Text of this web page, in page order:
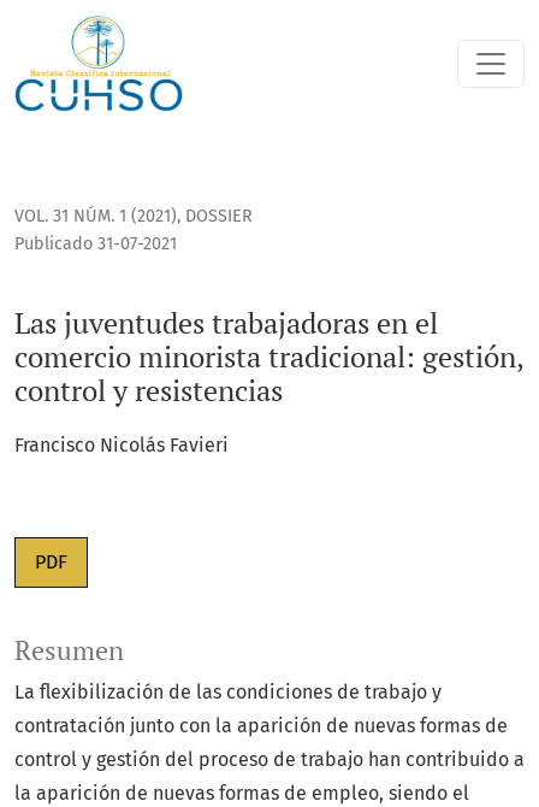
Las juventudes trabajadoras en el comercio minorista
VOL. 31 NÚM. 1 (2021), DOSSIER
Las juventudes trabajadoras en el
comercio minorista tradicional: gestión,
control y resistencias
Publicado 31-07-2021
Francisco Nicolás Favieri
PDF
Resumen
La flexibilización de las condiciones de trabajo y
contratación junto con la aparición de nuevas formas de
control y gestión del proceso de trabajo han contribuido a
la aparición de nuevas formas de empleo, siendo el